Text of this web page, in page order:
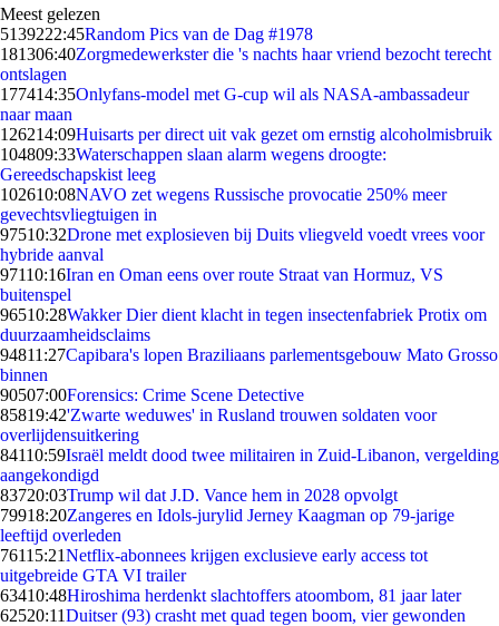
Meest gelezen
5139222:45Random Pics van de Dag #1978
181306:40Zorgmedewerkster die 's nachts haar vriend bezocht terecht
ontslagen
177414:35Onlyfans-model met G-cup wil als NASA-ambassadeur
naar maan
126214:09Huisarts per direct uit vak gezet om ernstig alcoholmisbruik
104809:33Waterschappen slaan alarm wegens droogte:
Gereedschapskist leeg
102610:08NAVO zet wegens Russische provocatie 250% meer
gevechtsvliegtuigen in
97510:32Drone met explosieven bij Duits vliegveld voedt vrees voor
hybride aanval
97110:16Iran en Oman eens over route Straat van Hormuz, VS
buitenspel
96510:28Wakker Dier dient klacht in tegen insectenfabriek Protix om
duurzaamheidsclaims
94811:27Capibara's lopen Braziliaans parlementsgebouw Mato Grosso
binnen
90507:00Forensics: Crime Scene Detective
85819:42'Zwarte weduwes' in Rusland trouwen soldaten voor
overlijdensuitkering
84110:59Israël meldt dood twee militairen in Zuid-Libanon, vergelding
aangekondigd
83720:03Trump wil dat J.D. Vance hem in 2028 opvolgt
79918:20Zangeres en Idols-jurylid Jerney Kaagman op 79-jarige
leeftijd overleden
76115:21Netflix-abonnees krijgen exclusieve early access tot
uitgebreide GTA VI trailer
63410:48Hiroshima herdenkt slachtoffers atoombom, 81 jaar later
62520:11Duitser (93) crasht met quad tegen boom, vier gewonden